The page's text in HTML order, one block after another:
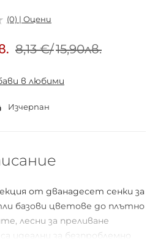
(0) | Оцени
8,13 €/15,90лв.
в любими
Изчерпан
от дванадесет сенки за
базови цветове до плътно
лесни за преливане
идеални за безпроблемно